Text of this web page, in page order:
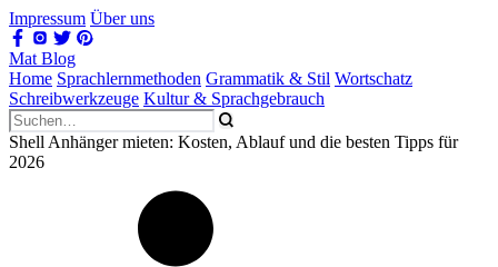
Impressum Über uns
Mat Blog
Home Sprachlernmethoden Grammatik & Stil Wortschatz
Schreibwerkzeuge Kultur & Sprachgebrauch
Shell Anhänger mieten: Kosten, Ablauf und die besten Tipps für
2026